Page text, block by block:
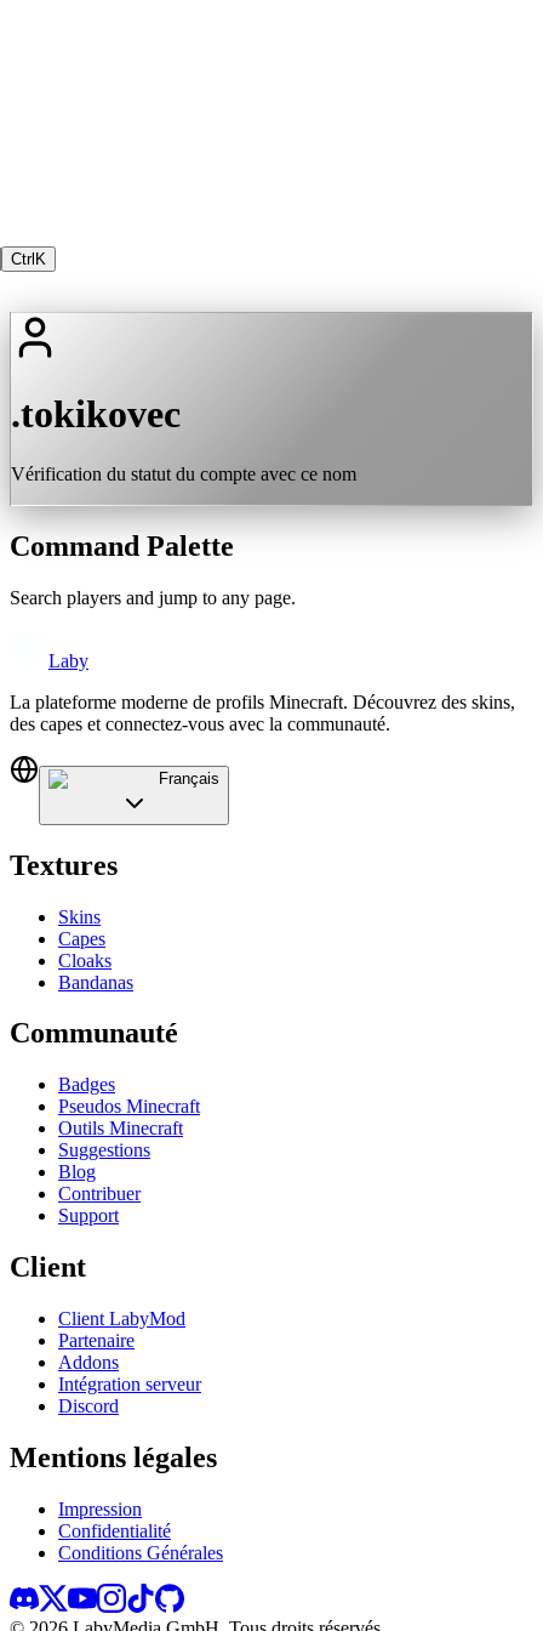
Ctrl K
.tokikovec
Vérification du statut du compte avec ce nom
Command Palette
Search players and jump to any page.
Laby
La plateforme moderne de profils Minecraft. Découvrez des skins,
des capes et connectez-vous avec la communauté.
Français
Textures
Skins
Capes
Cloaks
Bandanas
Communauté
Badges
Pseudos Minecraft
Outils Minecraft
Suggestions
Blog
Contribuer
Support
Client
Client LabyMod
Partenaire
Addons
Intégration serveur
Discord
Mentions légales
Impression
Confidentialité
Conditions Générales